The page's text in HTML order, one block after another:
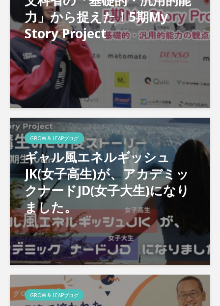
力」から捉えた！5期My
Story Project
GROW & LEAPブログ
ギャル風エネルギッシュ
JK(女子高生)が、アカデミッ
クナードJD(女子大生)になり
ました。
GROW & LEAPブログ